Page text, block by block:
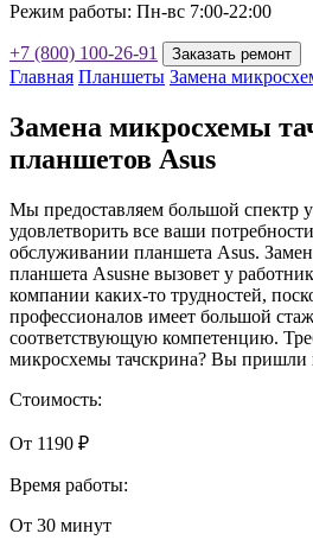
Режим работы: Пн-вс 7:00-22:00
+7 (800) 100-26-91 Заказать ремонт
Главная Планшеты Замена
Замена микросхемы
планшетов Asus
Мы предоставляем большой спектр
удовлетворить все ваши
обслуживании планшета Asus.
планшета Asusне вызовет у
компании каких-то трудностей,
профессионалов имеет большой
соответствующую компетенцию.
микросхемы тачскрина? Вы пришли
Стоимость:
От 1190 ₽
Время работы:
От 30 минут